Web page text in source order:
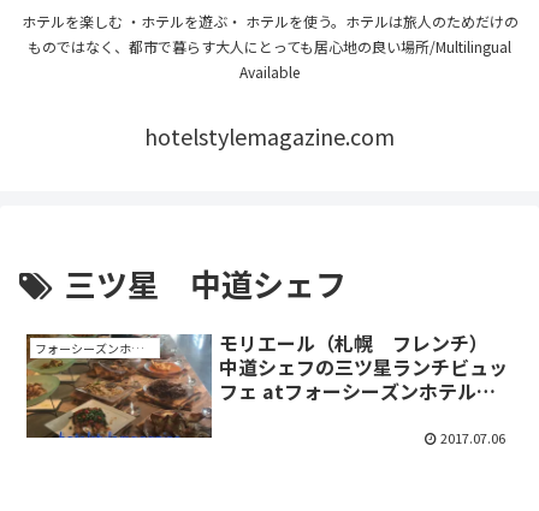
ホテルを楽しむ ・ホテルを遊ぶ・ ホテルを使う。ホテルは旅人のためだけの
ものではなく、都市で暮らす大人にとっても居心地の良い場所/Multilingual
Available
hotelstylemagazine.com
三ツ星 中道シェフ
フォーシーズンホテル丸の内 東京
モリエール（札幌 フレンチ）
中道シェフの三ツ星ランチビュッ
フェ atフォーシーズンホテル丸
2017.07.06